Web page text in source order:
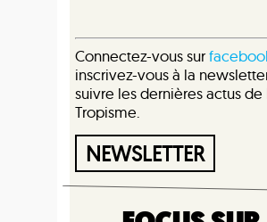
Connectez-vous sur
inscrivez-vous à la
suivre les dernières actus de
Tropisme.
NEWSLETTER